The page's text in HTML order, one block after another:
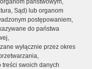
państwowym,
Sąd) lub organom
postępowaniem,
do państwa
wyłącznie przez okres
treści swoich danych